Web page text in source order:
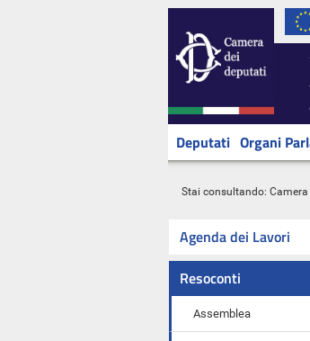
Deputati Organi
Stai consultando:
Agenda dei Lavori
Resoconti
Assemblea